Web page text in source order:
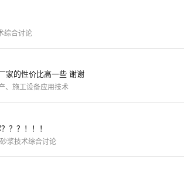
综合讨论
家的性价比高一些 谢谢
、施工设备应用技术
？？！！！
浆技术综合讨论